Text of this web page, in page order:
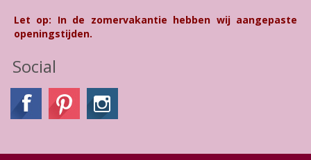
Let op: In de zomervakantie hebben wij aangepaste
openingstijden.
Social